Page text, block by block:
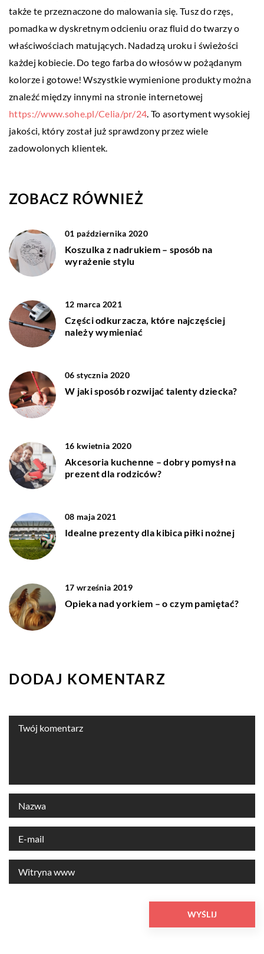
także te przeznaczone do malowania się. Tusz do rzęs,
pomadka w dyskretnym odcieniu oraz fluid do twarzy o
właściwościach matujących. Nadadzą uroku i świeżości
każdej kobiecie. Do tego farba do włosów w pożądanym
kolorze i gotowe! Wszystkie wymienione produkty można
znaleźć między innymi na stronie internetowej
https://www.sohe.pl/Celia/pr/24. To asortyment wysokiej
jakości, który został już sprawdzony przez wiele
zadowolonych klientek.
ZOBACZ RÓWNIEŻ
01 października 2020
Koszulka z nadrukiem – sposób na
wyrażenie stylu
12 marca 2021
Części odkurzacza, które najczęściej
należy wymieniać
06 stycznia 2020
W jaki sposób rozwijać talenty dziecka?
16 kwietnia 2020
Akcesoria kuchenne – dobry pomysł na
prezent dla rodziców?
08 maja 2021
Idealne prezenty dla kibica piłki nożnej
17 września 2019
Opieka nad yorkiem – o czym pamiętać?
DODAJ KOMENTARZ